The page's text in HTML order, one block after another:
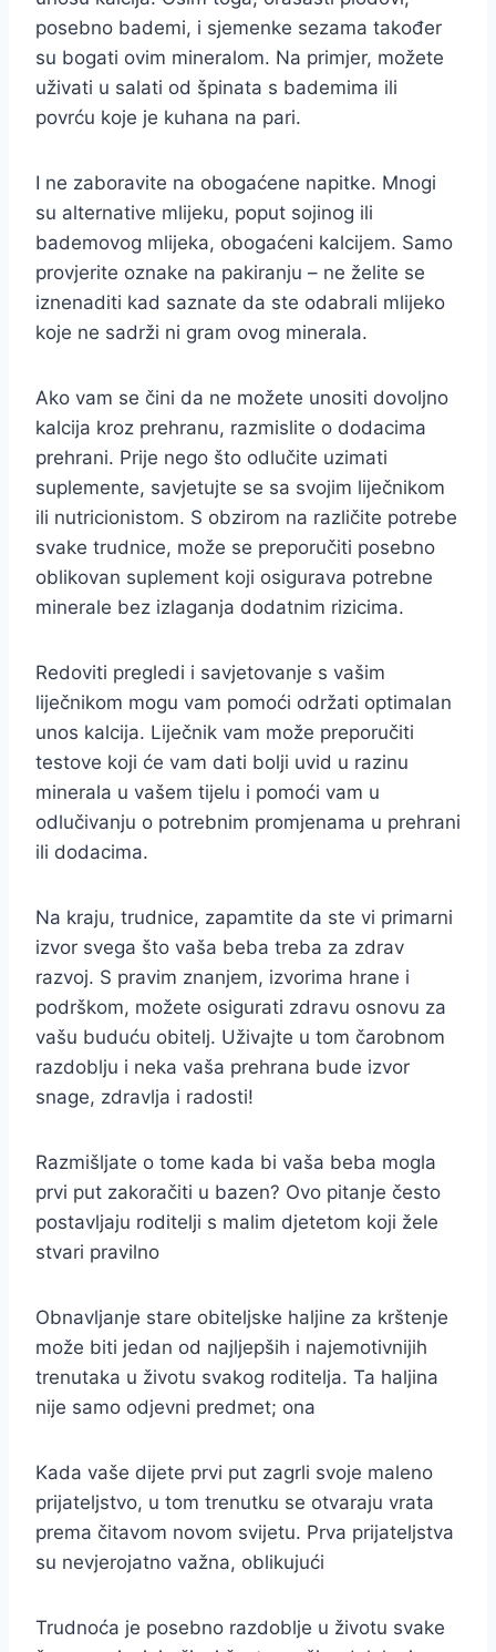
posebno bademi, i sjemenke sezama također
su bogati ovim mineralom. Na primjer, možete
uživati u salati od špinata s bademima ili
povrću koje je kuhana na pari.
I ne zaboravite na obogaćene napitke. Mnogi
su alternative mlijeku, poput sojinog ili
bademovog mlijeka, obogaćeni kalcijem. Samo
provjerite oznake na pakiranju – ne želite se
iznenaditi kad saznate da ste odabrali mlijeko
koje ne sadrži ni gram ovog minerala.
Ako vam se čini da ne možete unositi dovoljno
kalcija kroz prehranu, razmislite o dodacima
prehrani. Prije nego što odlučite uzimati
suplemente, savjetujte se sa svojim liječnikom
ili nutricionistom. S obzirom na različite potrebe
svake trudnice, može se preporučiti posebno
oblikovan suplement koji osigurava potrebne
minerale bez izlaganja dodatnim rizicima.
Redoviti pregledi i savjetovanje s vašim
liječnikom mogu vam pomoći održati optimalan
unos kalcija. Liječnik vam može preporučiti
testove koji će vam dati bolji uvid u razinu
minerala u vašem tijelu i pomoći vam u
odlučivanju o potrebnim promjenama u prehrani
ili dodacima.
Na kraju, trudnice, zapamtite da ste vi primarni
izvor svega što vaša beba treba za zdrav
razvoj. S pravim znanjem, izvorima hrane i
podrškom, možete osigurati zdravu osnovu za
vašu buduću obitelj. Uživajte u tom čarobnom
razdoblju i neka vaša prehrana bude izvor
snage, zdravlja i radosti!
Razmišljate o tome kada bi vaša beba mogla
prvi put zakoračiti u bazen? Ovo pitanje često
postavljaju roditelji s malim djetetom koji žele
stvari pravilno
Obnavljanje stare obiteljske haljine za krštenje
može biti jedan od najljepših i najemotivnijih
trenutaka u životu svakog roditelja. Ta haljina
nije samo odjevni predmet; ona
Kada vaše dijete prvi put zagrli svoje maleno
prijateljstvo, u tom trenutku se otvaraju vrata
prema čitavom novom svijetu. Prva prijateljstva
su nevjerojatno važna, oblikujući
Trudnoća je posebno razdoblje u životu svake